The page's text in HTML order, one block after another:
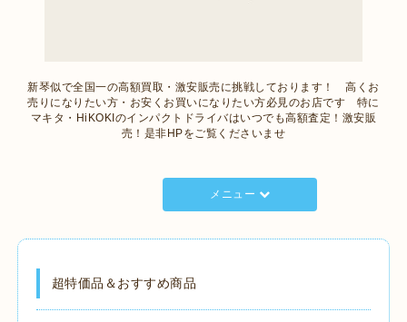
新琴似で全国一の高額買取・激安販売に挑戦しております！ 高くお
売りになりたい方・お安くお買いになりたい方必見のお店です 特に
マキタ・HiKOKIのインパクトドライバはいつでも高額査定！激安販
売！是非HPをご覧くださいませ
メニュー
超特価品＆おすすめ商品